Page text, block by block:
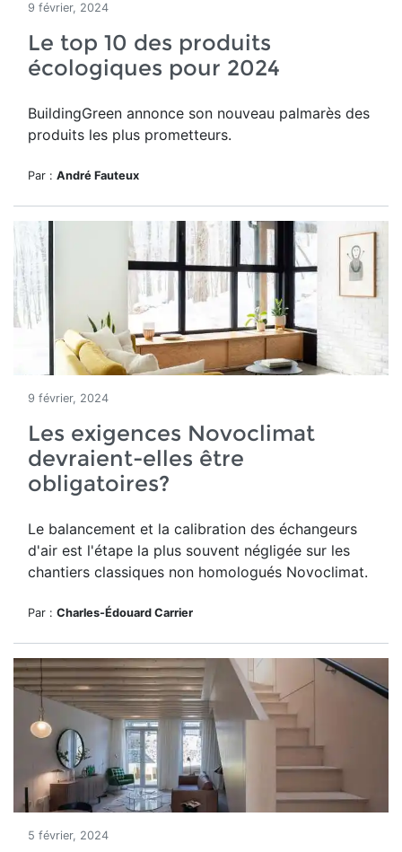
9 février, 2024
Le top 10 des produits
écologiques pour 2024
BuildingGreen annonce son nouveau palmarès des
produits les plus prometteurs.
Par : André Fauteux
9 février, 2024
Les exigences Novoclimat
devraient-elles être
obligatoires?
Le balancement et la calibration des échangeurs
d'air est l'étape la plus souvent négligée sur les
chantiers classiques non homologués Novoclimat.
Par : Charles-Édouard Carrier
5 février, 2024